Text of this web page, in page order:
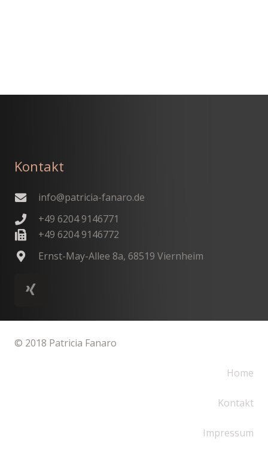
Kontakt
info@patricia-fanaro.de
+49 6204 9146771
+49 6204 9146772
Ernst-May-Allee 8a, 68519 Viernheim
© 2018 Patricia Fanaro
Home
Kontakt
Impressum